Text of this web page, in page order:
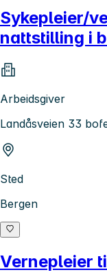
Sykepleier/
nattstilling i
Arbeidsgiver
Landåsveien 33
Sted
Bergen
Vernepleier